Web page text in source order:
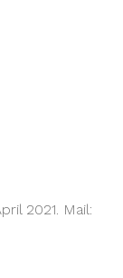
2021. Mail: